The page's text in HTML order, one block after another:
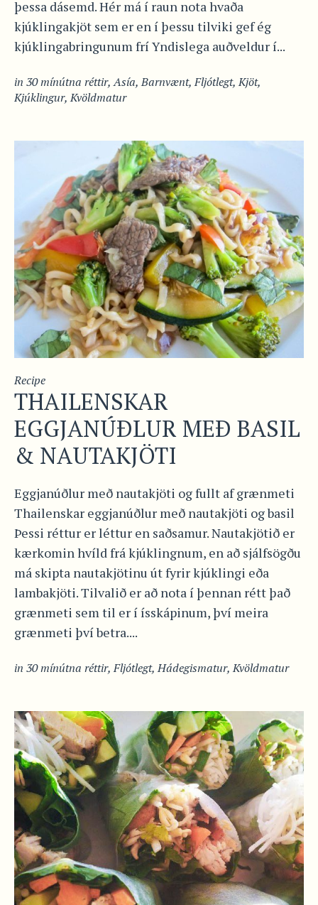
þessa dásemd. Hér má í raun nota hvaða
kjúklingakjöt sem er en í þessu tilviki gef ég
kjúklingabringunum frí Yndislega auðveldur í...
in 30 mínútna réttir,Asía,Barnvænt,Fljótlegt,Kjöt,
Kjúklingur,Kvöldmatur
Recipe
THAILENSKAR
EGGJANÚÐLUR MEÐ BASIL
& NAUTAKJÖTI
Eggjanúðlur með nautakjöti og fullt af grænmeti
Thailenskar eggjanúðlur með nautakjöti og basil
Þessi réttur er léttur en saðsamur. Nautakjötið er
kærkomin hvíld frá kjúklingnum, en að sjálfsögðu
má skipta nautakjötinu út fyrir kjúklingi eða
lambakjöti. Tilvalið er að nota í þennan rétt það
grænmeti sem til er í ísskápinum, því meira
grænmeti því betra....
in 30 mínútna réttir,Fljótlegt,Hádegismatur,Kvöldmatur